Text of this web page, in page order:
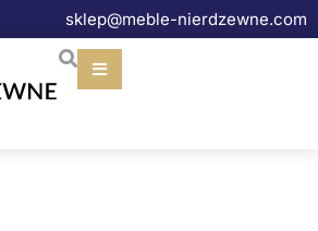
sklep@meble-nierdzewne.com